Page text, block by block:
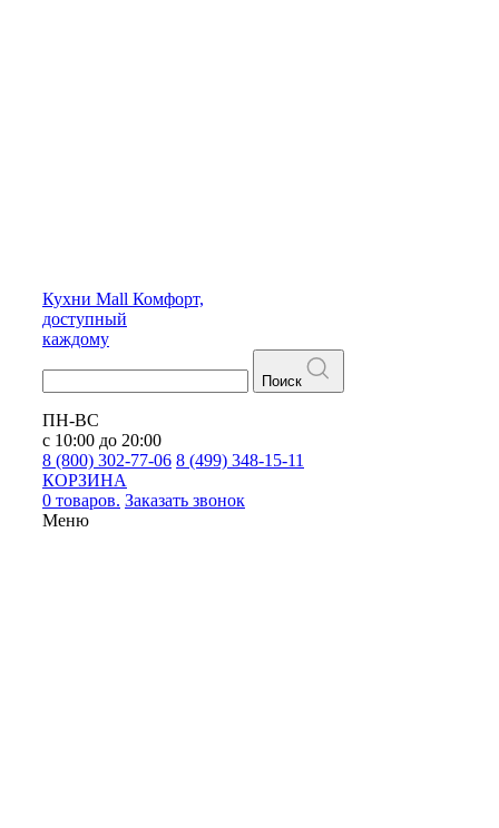
Кухни Mall Комфорт,
доступный
каждому
Поиск
ПН-ВС
с 10:00 до 20:00
8 (800) 302-77-06 8 (499) 348-15-11
КОРЗИНА
0 товаров. Заказать звонок
Меню